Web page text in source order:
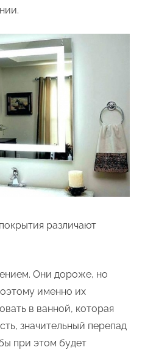
различают
Они дороже, но
именно их
в ванной, которая
значительный перепад
при этом будет